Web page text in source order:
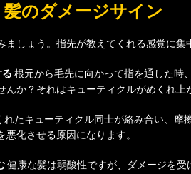
髪のダメージサイン
しょう。指先が教えてくれる感覚に集
根元から毛先に向かって指を通した時
か？それはキューティクルがめくれ上
れたキューティクル同士が絡み合い、摩
化させる原因になります。
健康な髪は弱酸性ですが、ダメージを